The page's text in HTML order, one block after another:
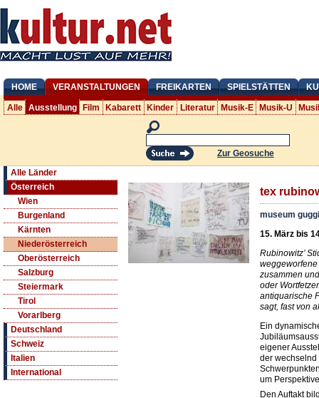
HOME VERANSTALTUNGEN FREIKARTEN SPIELSTÄTTEN
Alle Ausstellung Film Kabarett Kinder Literatur Musik-E Musik-U
Zur Geosuche
Alle Länder
Österreich
Wien
Burgenland
Kärnten
Niederösterreich
Oberösterreich
Salzburg
Steiermark
Tirol
Vorarlberg
Deutschland
Schweiz
Italien
International
tex
museum
15. März bis
Rubinowitz’
zusammen
oder
antiquarische
sagt, fast von
Ein
eigener
der
um
Den Auftakt